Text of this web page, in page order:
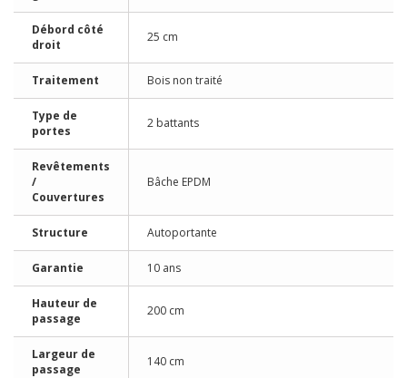
Débord côté
droit
25 cm
Traitement Bois non traité
Type de
portes
2 battants
Revêtements
/
Couvertures
Bâche EPDM
Structure Autoportante
Garantie 10 ans
Hauteur de
passage
200 cm
Largeur de
passage
140 cm